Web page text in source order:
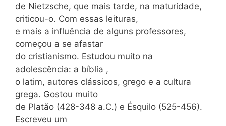
de Nietzsche, que mais tarde, na maturidade,
criticou-o. Com essas leituras,
e mais a influência de alguns professores,
começou a se afastar
do cristianismo. Estudou muito na
adolescência: a bíblia ,
o latim, autores clássicos, grego e a cultura
grega. Gostou muito
de Platão (428-348 a.C.) e Ésquilo (525-456).
Escreveu um